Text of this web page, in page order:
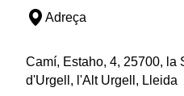
Adreça
Camí, Estaho, 4, 25700, la
d'Urgell, l'Alt Urgell, Lleida